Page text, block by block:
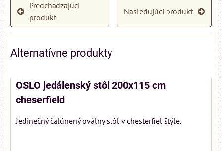
Predchádzajúci
produkt
Nasledujúci produkt
Alternatívne produkty
OSLO jedálenský stôl 200x115 cm
cheserfield
Jedinečný čalúnený oválny stôl v chesterfiel štýle.